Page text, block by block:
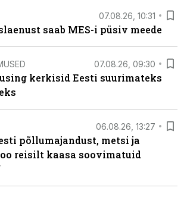
07.08.26, 10:31
saab MES-i püsiv meede
07.08.26, 09:30
kerkisid Eesti suurimateks
06.08.26, 13:27
põllumajandust, metsi ja
reisilt kaasa soovimatuid